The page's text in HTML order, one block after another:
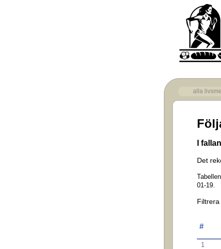
alla
I
Det
01-19.
Filtrera
#
1